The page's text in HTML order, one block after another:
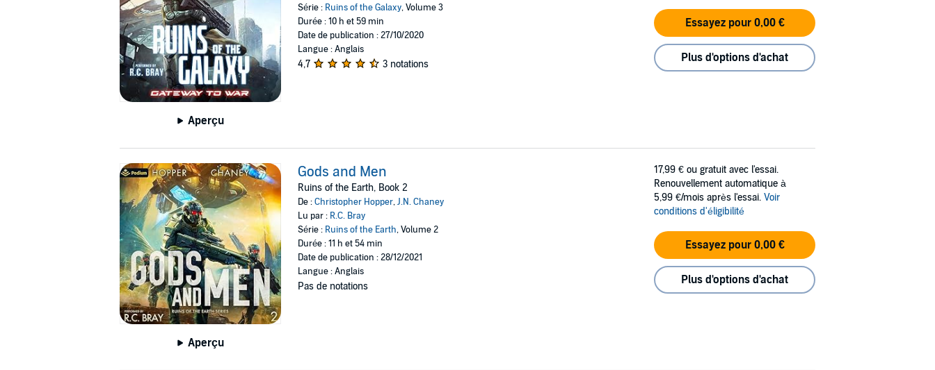
Aperçu
Série : Ruins of the Galaxy, Volume 3
Durée : 10 h et 59 min
Date de publication : 27/10/2020
Langue : Anglais
4,7 3 notations
Essayez pour 0,00 €
Plus d'options d'achat
Aperçu
Gods and Men
Ruins of the Earth, Book 2
De :Christopher Hopper,J.N. Chaney
Lu par : R.C. Bray
Série : Ruins of the Earth, Volume 2
Durée : 11 h et 54 min
Date de publication : 28/12/2021
Langue : Anglais
Pas de notations
17,99 € ou gratuit avec l'essai.
Renouvellement automatique à
5,99 €/mois après l'essai. Voir
conditions d'éligibilité
Essayez pour 0,00 €
Plus d'options d'achat